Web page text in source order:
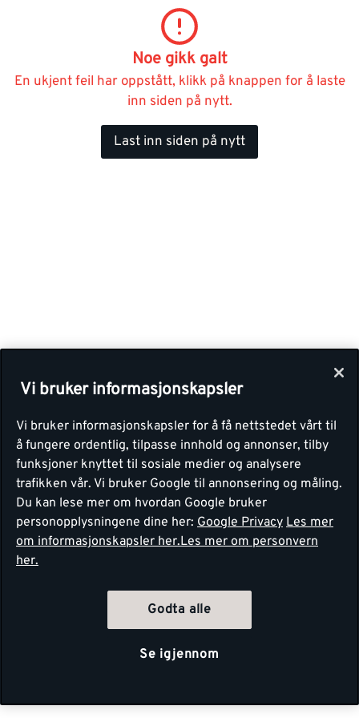
Noe gikk galt
En ukjent feil har oppstått, klikk på knappen for å laste
inn siden på nytt.
Last inn siden på nytt
Vi bruker informasjonskapsler
Vi bruker informasjonskapsler for å få nettstedet vårt til
å fungere ordentlig, tilpasse innhold og annonser, tilby
funksjoner knyttet til sosiale medier og analysere
trafikken vår. Vi bruker Google til annonsering og måling.
Du kan lese mer om hvordan Google bruker
personopplysningene dine her: Google Privacy Les mer
om informasjonskapsler her.Les mer om personvern
her.
Godta alle
Se igjennom